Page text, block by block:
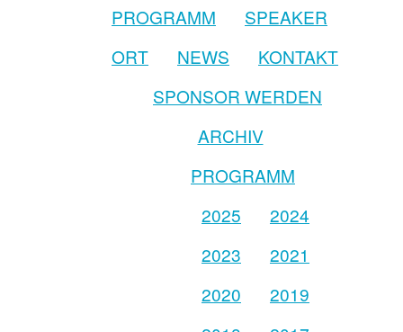
PROGRAMM
SPEAKER
ORT
NEWS
KONTAKT
SPONSOR WERDEN
ARCHIV
PROGRAMM
2025
2024
2023
2021
2020
2019